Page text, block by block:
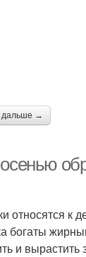
дальше →
относятся к
богаты
и